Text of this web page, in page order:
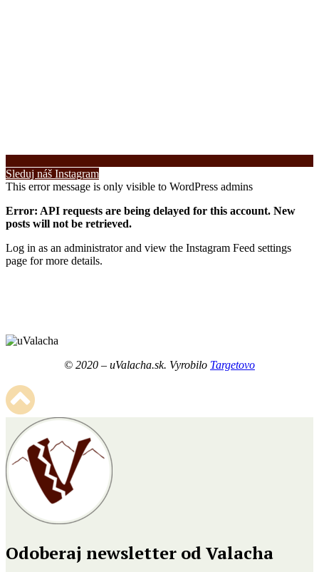
Sleduj náš Instagram
This error message is only visible to WordPress admins
Error: API requests are being delayed for this account. New
posts will not be retrieved.
Log in as an administrator and view the Instagram Feed settings
page for more details.
© 2020 – uValacha.sk. Vyrobilo Targetovo
Odoberaj newsletter od Valacha